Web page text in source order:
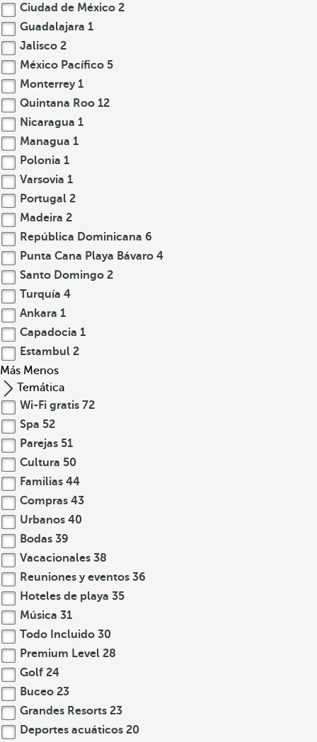
Ciudad de México 2
Guadalajara 1
Jalisco 2
México Pacífico 5
Monterrey 1
Quintana Roo 12
Nicaragua 1
Managua 1
Polonia 1
Varsovia 1
Portugal 2
Madeira 2
República Dominicana 6
Punta Cana Playa Bávaro 4
Santo Domingo 2
Turquía 4
Ankara 1
Capadocia 1
Estambul 2
Más Menos
Temática
Wi-Fi gratis 72
Spa 52
Parejas 51
Cultura 50
Familias 44
Compras 43
Urbanos 40
Bodas 39
Vacacionales 38
Reuniones y eventos 36
Hoteles de playa 35
Música 31
Todo Incluido 30
Premium Level 28
Golf 24
Buceo 23
Grandes Resorts 23
Deportes acuáticos 20